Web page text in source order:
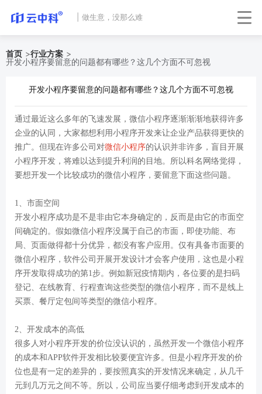
做生意，没那么难
首页 >行业方案 >
开发小程序要留意的问题都有哪些？这几个方面不可忽视
开发小程序要留意的问题都有哪些？这几个方面不可忽视
通过最近这么多年的飞速发展，微信小程序逐渐渐渐地获得许多
企业的认同，大家都想利用小程序开发来让企业产品获得更快的
推广。但现在许多公司对微信小程序的认识并非许多，盲目开展
小程序开发，将难以达到提升利润的目地。所以科名网络觉得，
要想开发一个比较成功的微信小程序，要留意下面这些问题。
1、市面空间
开发小程序成功是不是非由它本身确定的，反而是由它的市面空
间确定的。假如微信小程序没属于自己的市面，即使功能、布
局、页面做得都十分优异，都没有客户应用。仅有具备市面要的
微信小程序，软件公司开展开发设计才会客户使用，这也是小程
序开发取得成功的第1步。例如新冠疫情期内，各位要的是扫码
登记、在线教育、行程查询这些类型的微信小程序，而不是线上
买票、餐厅定包间等类型的微信小程序。
2、开发成本的高低
很多人对小程序开发的价位没认识的，虽然开发一个微信小程序
的成本和APP软件开发相比较要便宜许多。但是小程序开发的价
位也是有一定的差异的，要按照真实的开发情况来确定，从几千
元到几万元之间不等。所以，公司应当要仔细考虑到开发成本的